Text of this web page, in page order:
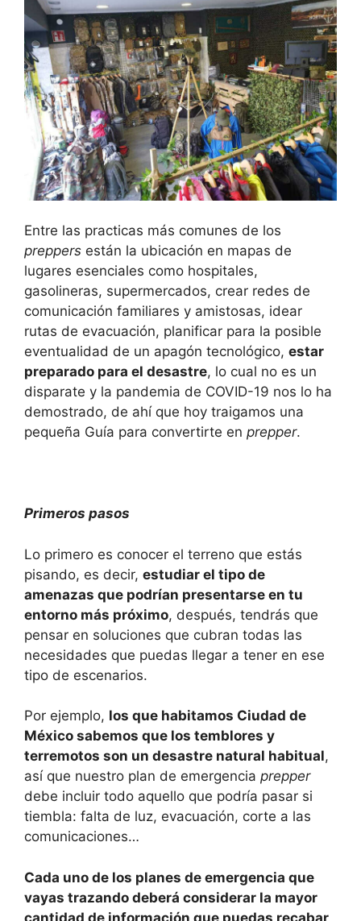
Entre las practicas más comunes de los
preppers están la ubicación en mapas de
lugares esenciales como hospitales,
gasolineras, supermercados, crear redes de
comunicación familiares y amistosas, idear
rutas de evacuación, planificar para la posible
eventualidad de un apagón tecnológico, estar
preparado para el desastre, lo cual no es un
disparate y la pandemia de COVID-19 nos lo ha
demostrado, de ahí que hoy traigamos una
pequeña Guía para convertirte en prepper.
Primeros pasos
Lo primero es conocer el terreno que estás
pisando, es decir, estudiar el tipo de
amenazas que podrían presentarse en tu
entorno más próximo, después, tendrás que
pensar en soluciones que cubran todas las
necesidades que puedas llegar a tener en ese
tipo de escenarios.
Por ejemplo, los que habitamos Ciudad de
México sabemos que los temblores y
terremotos son un desastre natural habitual,
así que nuestro plan de emergencia prepper
debe incluir todo aquello que podría pasar si
tiembla: falta de luz, evacuación, corte a las
comunicaciones…
Cada uno de los planes de emergencia que
vayas trazando deberá considerar la mayor
cantidad de información que puedas recabar